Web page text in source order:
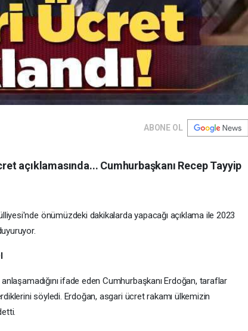
ABONE OL
açıklamasında... Cumhurbaşkanı Recep Tayyip
önümüzdeki dakikalarda yapacağı açıklama ile 2023
ifade eden Cumhurbaşkanı Erdoğan, taraflar
söyledi. Erdoğan, asgari ücret rakamı ülkemizin